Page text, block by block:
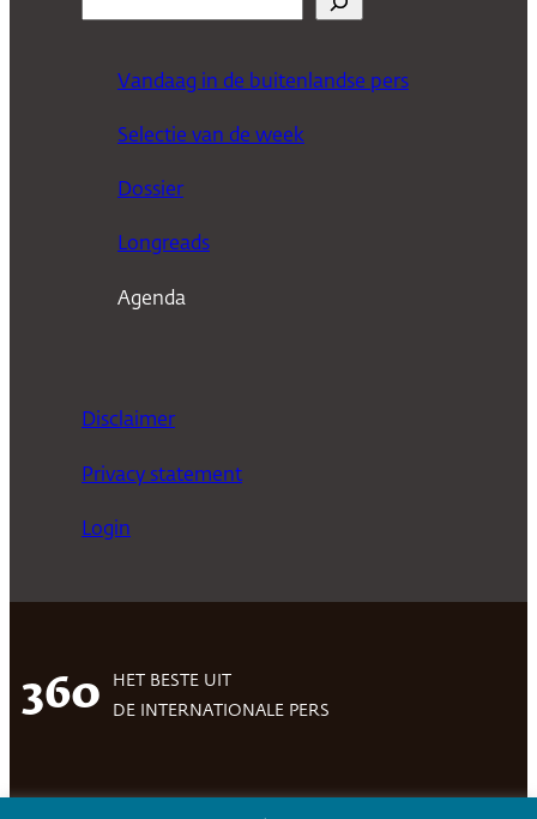
Vandaag in de buitenlandse pers
Selectie van de week
Dossier
Longreads
Agenda
Disclaimer
Privacy statement
Login
360
HET BESTE UIT
DE INTERNATIONALE PERS